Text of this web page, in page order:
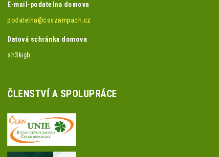
E-mail-podatelna domova
podatelna@csszampach.cz
Datová schránka domova
sh3kigb
ČLENSTVÍ A SPOLUPRÁCE